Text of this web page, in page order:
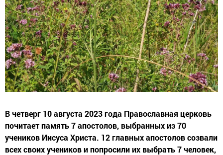
В четверг 10 августа 2023 года Православная церковь
почитает память 7 апостолов, выбранных из 70
учеников Иисуса Христа. 12 главных апостолов созвали
всех своих учеников и попросили их выбрать 7 человек,